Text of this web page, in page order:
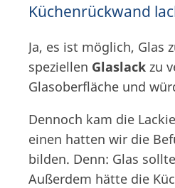
Küchenrückwand
Ja, es ist möglich, Glas
speziellen Glaslack zu
Glasoberfläche und
Dennoch kam die
einen hatten wir die
bilden. Denn: Glas
Außerdem hätte die